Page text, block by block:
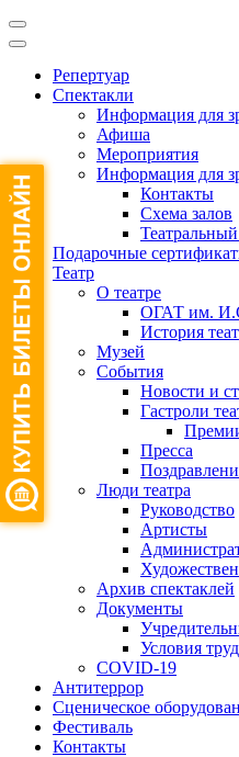
Репертуар
Спектакли
Информация для
Афиша
Мероприятия
Информация для
Контакты
Схема залов
Подарочные
Театр
О театре
ОГАТ им.
История
Музей
События
Новости и
Гастроли
Пресса
Люди театра
Руководство
Артисты
Архив спектаклей
Документы
Условия
COVID-19
Антитеррор
Сценическое
Фестиваль
Контакты